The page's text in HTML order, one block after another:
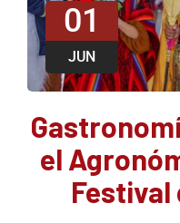
01
JUN
el
Festival